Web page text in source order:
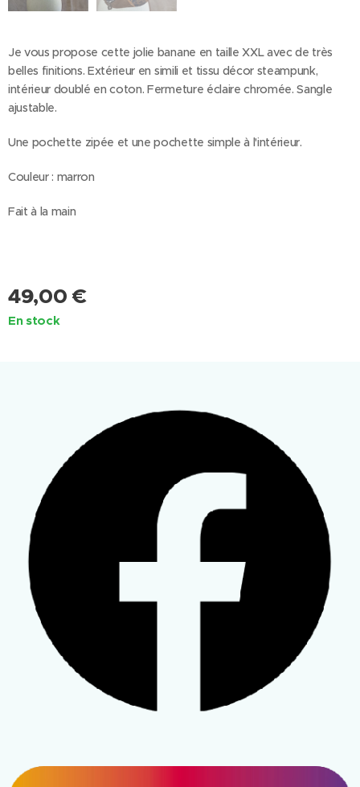
Je vous propose cette jolie banane en taille XXL avec de très
belles finitions. Extérieur en simili et tissu décor steampunk,
intérieur doublé en coton. Fermeture éclaire chromée. Sangle
ajustable.
Une pochette zipée et une pochette simple à l'intérieur.
Couleur : marron
Fait à la main
49,00 €
En stock